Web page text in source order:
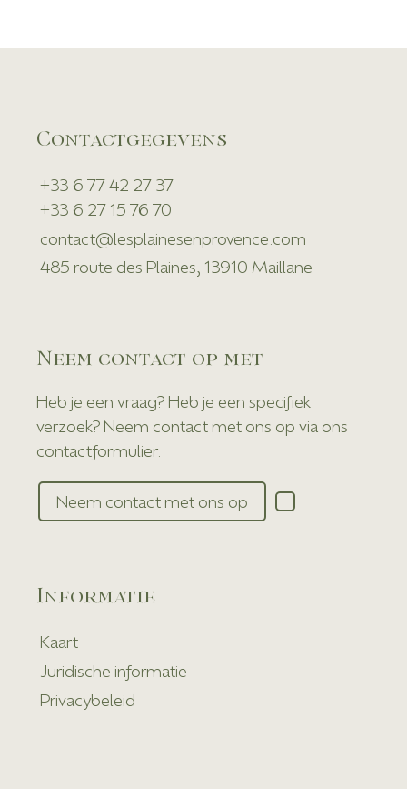
Informatie
Kaart
Juridische informatie
Privacybeleid
Contactgegevens
+33 6 77 42 27 37
+33 6 27 15 76 70
contact@lesplainesenprovence.com
485 route des Plaines, 13910 Maillane
Neem contact op met
Heb je een vraag? Heb je een specifiek
verzoek? Neem contact met ons op via ons
contactformulier.
Neem contact met ons op